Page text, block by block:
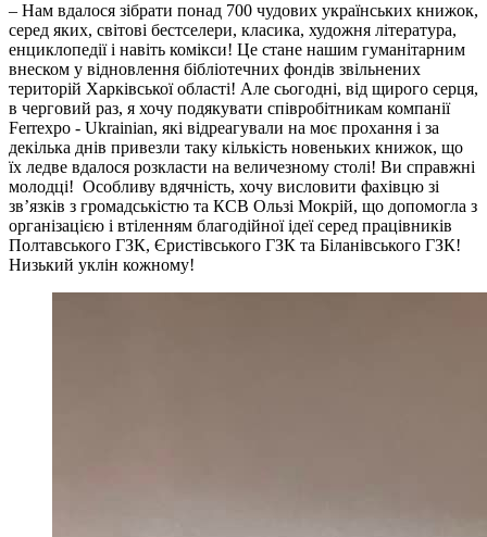
– Нам вдалося зібрати понад 700 чудових українських книжок,
серед яких, світові бестселери, класика, художня література,
енциклопедії і навіть комікси! Це стане нашим гуманітарним
внеском у відновлення бібліотечних фондів звільнених
територій Харківської області! Але сьогодні, від щирого серця,
в черговий раз, я хочу подякувати співробітникам компанії
Ferrexpo - Ukrainian, які відреагували на моє прохання і за
декілька днів привезли таку кількість новеньких книжок, що
їх ледве вдалося розкласти на величезному столі! Ви справжні
молодці! Особливу вдячність, хочу висловити фахівцю зі
зв’язків з громадськістю та КСВ Ользі Мокрій, що допомогла з
організацією і втіленням благодійної ідеї серед працівників
Полтавського ГЗК, Єристівського ГЗК та Біланівського ГЗК!
Низький уклін кожному!